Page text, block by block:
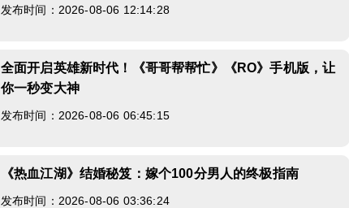
发布时间：2026-08-06 12:14:28
全面开启英雄新时代！《哥哥帮帮忙》《RO》手机版，让
你一秒变大神
发布时间：2026-08-06 06:45:15
《热血江湖》结婚秘笈：嫁个100分男人的终极指南
发布时间：2026-08-06 03:36:24